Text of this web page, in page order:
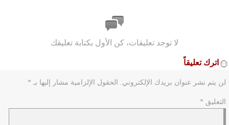
لا توجد تعليقات، كن الأول بكتابة تعليقك
اترك تعليقاً
لن يتم نشر عنوان بريدك الإلكتروني. الحقول الإلزامية مشار إليها بـ *
التعليق *